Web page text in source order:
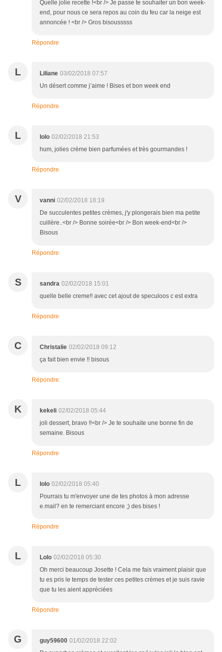
Quelle jolie recette !<br /> Je passe te souhaiter un bon week-
end, pour nous ce sera repos au coin du feu car la neige est
annoncée ! <br /> Gros bisousssss
Répondre
L Liliane 03/02/2018 07:57
Un désert comme j’aime ! Bises et bon week end
Répondre
L lolo 02/02/2018 21:53
hum, jolies crème bien parfumées et très gourmandes !
Répondre
V vanni 02/02/2018 18:19
De succulentes petites crèmes, j'y plongerais bien ma petite
cuillère..<br /> Bonne soirée<br /> Bon week-end<br />
Bisous
Répondre
S sandra 02/02/2018 15:01
quelle belle creme!! avec cet ajout de speculoos c est extra
Répondre
C Christalie 02/02/2018 09:12
ça fait bien envie !! bisous
Répondre
K kekeli 02/02/2018 05:44
joli dessert, bravo !!<br /> Je te souhaite une bonne fin de
semaine. Bisous
Répondre
L lolo 02/02/2018 05:40
Pourrais tu m'envoyer une de tes photos à mon adresse
e.mail? en te remerciant encore ;) des bises !
Répondre
L Lolo 02/02/2018 05:30
Oh merci beaucoup Josette ! Cela me fais vraiment plaisir que
tu es pris le temps de tester ces petites crèmes et je suis ravie
que tu les aient appréciées
Répondre
G guy59600 01/02/2018 22:02